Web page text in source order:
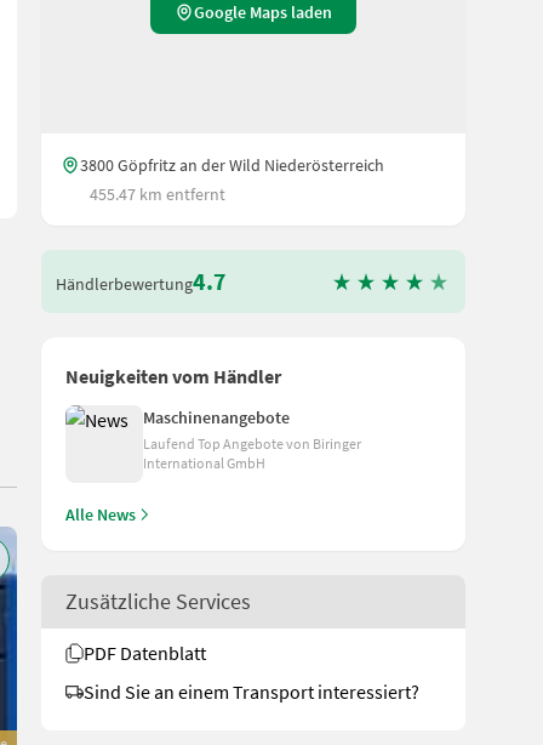
des Baggers: 50 l/min Greiferleistung: 70 bar
Google Maps laden
3800 Göpfritz an der Wild Niederösterreich
455.47 km entfernt
Händlerbewertung4.7
Neuigkeiten vom Händler
Maschinenangebote
Laufend Top Angebote von Biringer
International GmbH
Alle News
Zusätzliche Services
PDF Datenblatt
Sind Sie an einem Transport interessiert?